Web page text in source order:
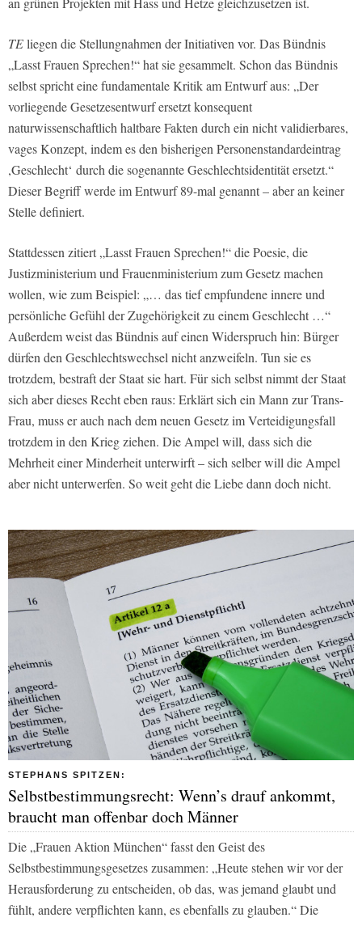
TEliegen die Stellungnahmen der Initiativen vor. Das Bündnis
„Lasst Frauen Sprechen!“ hat sie gesammelt. Schon das Bündnis
selbst spricht eine fundamentale Kritik am Entwurf aus: „Der
vorliegende Gesetzesentwurf ersetzt konsequent
naturwissenschaftlich haltbare Fakten durch ein nicht validierbares,
vages Konzept, indem es den bisherigen Personenstandardeintrag
,Geschlecht‘ durch die sogenannte Geschlechtsidentität ersetzt.“
Dieser Begriff werde im Entwurf 89-mal genannt – aber an keiner
Stelle definiert.
Stattdessen zitiert „Lasst Frauen Sprechen!“ die Poesie, die
Justizministerium und Frauenministerium zum Gesetz machen
wollen, wie zum Beispiel: „… das tief empfundene innere und
persönliche Gefühl der Zugehörigkeit zu einem Geschlecht …“
Außerdem weist das Bündnis auf einen Widerspruch hin: Bürger
dürfen den Geschlechtswechsel nicht anzweifeln. Tun sie es
trotzdem, bestraft der Staat sie hart. Für sich selbst nimmt der Staat
sich aber dieses Recht eben raus: Erklärt sich ein Mann zur Trans-
Frau, muss er auch nach dem neuen Gesetz im Verteidigungsfall
trotzdem in den Krieg ziehen. Die Ampel will, dass sich die
Mehrheit einer Minderheit unterwirft – sich selber will die Ampel
aber nicht unterwerfen. So weit geht die Liebe dann doch nicht.
STEPHANS SPITZEN:
Selbstbestimmungsrecht: Wenn’s drauf ankommt,
braucht man offenbar doch Männer
Die „Frauen Aktion München“ fasst den Geist des
Selbstbestimmungsgesetzes zusammen: „Heute stehen wir vor der
Herausforderung zu entscheiden, ob das, was jemand glaubt und
fühlt, andere verpflichten kann, es ebenfalls zu glauben.“ Die